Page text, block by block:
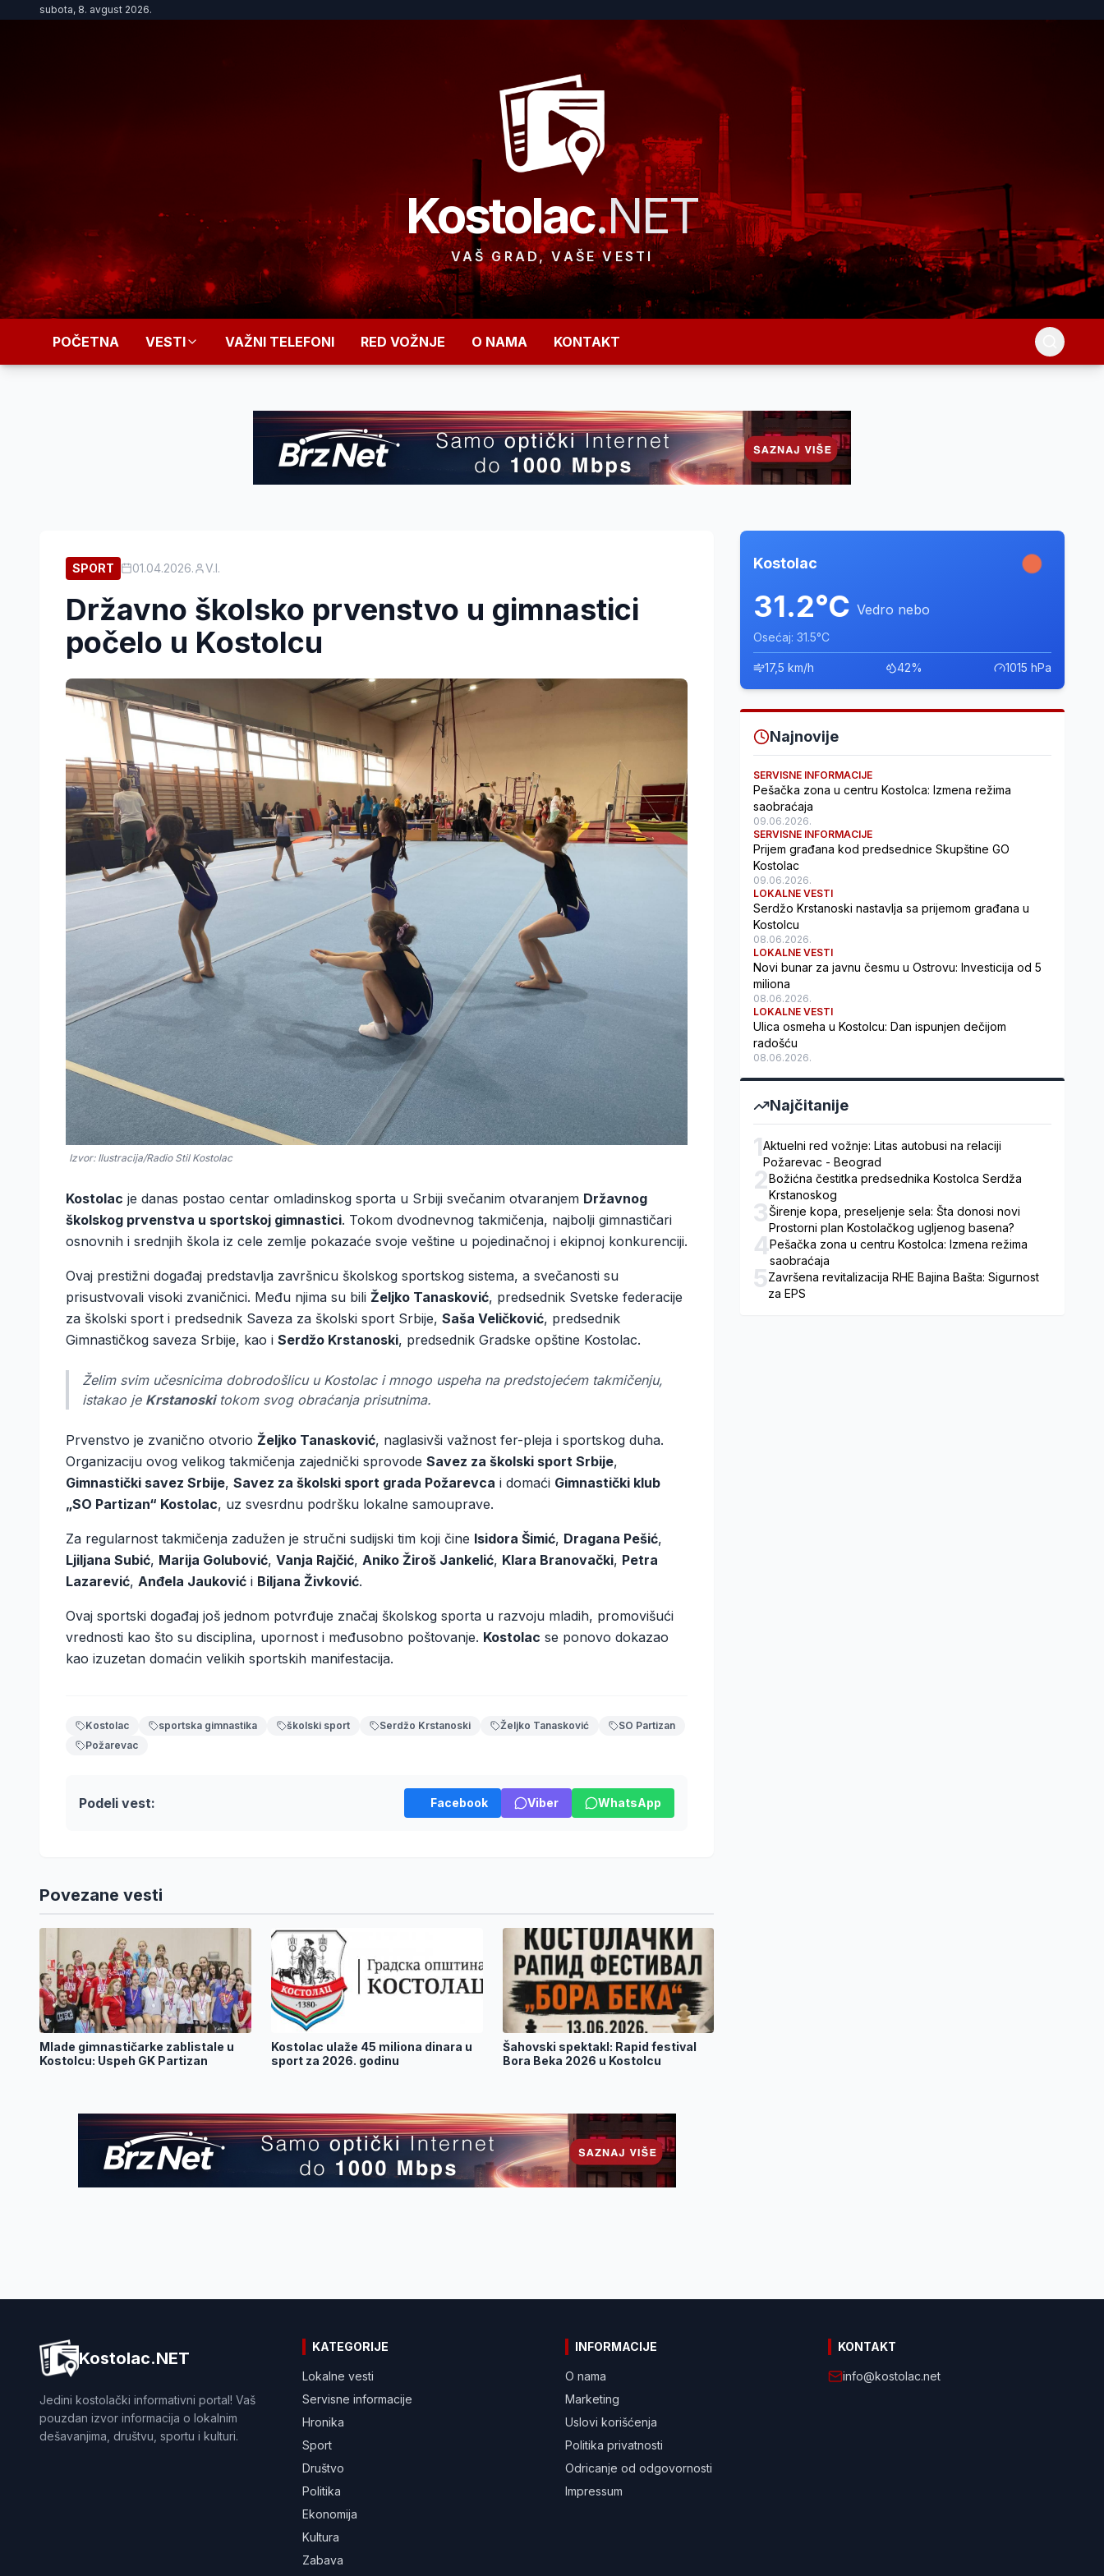
subota, 8. avgust 2026.
Kostolac.NET
VAŠ GRAD, VAŠE VESTI
POČETNA VESTI VAŽNI TELEFONI RED VOŽNJE O NAMA KONTAKT
SPORT 01.04.2026. V.I.
Državno školsko prvenstvo u gimnastici
počelo u Kostolcu
Izvor: Ilustracija/Radio Stil Kostolac
Kostolac je danas postao centar omladinskog sporta u Srbiji svečanim otvaranjem Državnog
školskog prvenstva u sportskoj gimnastici. Tokom dvodnevnog takmičenja, najbolji gimnastičari
osnovnih i srednjih škola iz cele zemlje pokazaće svoje veštine u pojedinačnoj i ekipnoj konkurenciji.
Ovaj prestižni događaj predstavlja završnicu školskog sportskog sistema, a svečanosti su
prisustvovali visoki zvaničnici. Među njima su bili Željko Tanasković, predsednik Svetske federacije
za školski sport i predsednik Saveza za školski sport Srbije, Saša Veličković, predsednik
Gimnastičkog saveza Srbije, kao i Serdžo Krstanoski, predsednik Gradske opštine Kostolac.
Želim svim učesnicima dobrodošlicu u Kostolac i mnogo uspeha na predstojećem takmičenju,
istakao je Krstanoskitokom svog obraćanja prisutnima.
Prvenstvo je zvanično otvorio Željko Tanasković, naglasivši važnost fer-pleja i sportskog duha.
Organizaciju ovog velikog takmičenja zajednički sprovode Savez za školski sport Srbije,
Gimnastički savez Srbije, Savez za školski sport grada Požarevca i domaći Gimnastički klub
„SO Partizan“ Kostolac, uz svesrdnu podršku lokalne samouprave.
Za regularnost takmičenja zadužen je stručni sudijski tim koji čine Isidora Šimić, Dragana Pešić,
Ljiljana Subić, Marija Golubović, Vanja Rajčić, Aniko Žiroš Jankelić, Klara Branovački, Petra
Lazarević, Anđela Jauković i Biljana Živković.
Ovaj sportski događaj još jednom potvrđuje značaj školskog sporta u razvoju mladih, promovišući
vrednosti kao što su disciplina, upornost i međusobno poštovanje. Kostolac se ponovo dokazao
kao izuzetan domaćin velikih sportskih manifestacija.
Kostolac sportska gimnastika školski sport Serdžo Krstanoski Željko Tanasković
SO Partizan
Požarevac
Podeli vest: Facebook Viber WhatsApp
Povezane vesti
Mlade gimnastičarke zablistale u
Kostolcu: Uspeh GK Partizan
Kostolac ulaže 45 miliona dinara u
sport za 2026. godinu
Šahovski spektakl: Rapid festival
Bora Beka 2026 u Kostolcu
Kostolac
31.2°C Vedro nebo
Osećaj: 31.5°C
17,5 km/h 42% 1015 hPa
Najnovije
SERVISNE INFORMACIJE
Pešačka zona u centru Kostolca: Izmena režima
saobraćaja
09.06.2026.
SERVISNE INFORMACIJE
Prijem građana kod predsednice Skupštine GO
Kostolac
09.06.2026.
LOKALNE VESTI
Serdžo Krstanoski nastavlja sa prijemom građana u
Kostolcu
08.06.2026.
LOKALNE VESTI
Novi bunar za javnu česmu u Ostrovu: Investicija od 5
miliona
08.06.2026.
LOKALNE VESTI
Ulica osmeha u Kostolcu: Dan ispunjen dečijom
radošću
08.06.2026.
Najčitanije
1Aktuelni red vožnje: Litas autobusi na relaciji
Požarevac - Beograd
2Božićna čestitka predsednika Kostolca Serdža
Krstanoskog
3Širenje kopa, preseljenje sela: Šta donosi novi
Prostorni plan Kostolačkog ugljenog basena?
4Pešačka zona u centru Kostolca: Izmena režima
saobraćaja
5Završena revitalizacija RHE Bajina Bašta: Sigurnost
za EPS
Kostolac.NET
Jedini kostolački informativni portal! Vaš
pouzdan izvor informacija o lokalnim
dešavanjima, društvu, sportu i kulturi.
KATEGORIJE
Lokalne vesti
Servisne informacije
Hronika
Sport
Društvo
Politika
Ekonomija
Kultura
Zabava
INFORMACIJE
O nama
Marketing
Uslovi korišćenja
Politika privatnosti
Odricanje od odgovornosti
Impressum
KONTAKT
info@kostolac.net